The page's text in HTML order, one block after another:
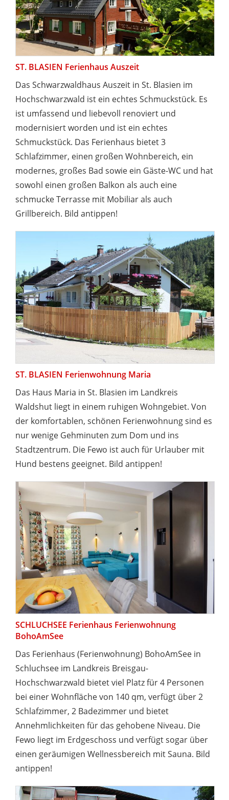
ST. BLASIEN Ferienhaus Auszeit
Das Schwarzwaldhaus Auszeit in St. Blasien im
Hochschwarzwald ist ein echtes Schmuckstück. Es
ist umfassend und liebevoll renoviert und
modernisiert worden und ist ein echtes
Schmuckstück. Das Ferienhaus bietet 3
Schlafzimmer, einen großen Wohnbereich, ein
modernes, großes Bad sowie ein Gäste-WC und hat
sowohl einen großen Balkon als auch eine
schmucke Terrasse mit Mobiliar als auch
Grillbereich. Bild antippen!
ST. BLASIEN Ferienwohnung Maria
Das Haus Maria in St. Blasien im Landkreis
Waldshut liegt in einem ruhigen Wohngebiet. Von
der komfortablen, schönen Ferienwohnung sind es
nur wenige Gehminuten zum Dom und ins
Stadtzentrum. Die Fewo ist auch für Urlauber mit
Hund bestens geeignet. Bild antippen!
SCHLUCHSEE Ferienhaus Ferienwohnung
BohoAmSee
Das Ferienhaus (Ferienwohnung) BohoAmSee in
Schluchsee im Landkreis Breisgau-
Hochschwarzwald bietet viel Platz für 4 Personen
bei einer Wohnfläche von 140 qm, verfügt über 2
Schlafzimmer, 2 Badezimmer und bietet
Annehmlichkeiten für das gehobene Niveau. Die
Fewo liegt im Erdgeschoss und verfügt sogar über
einen geräumigen Wellnessbereich mit Sauna. Bild
antippen!